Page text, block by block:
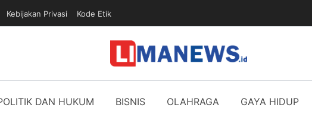
Kebijakan Privasi Kode Etik
DAN HUKUM BISNIS OLAHRAGA GAYA HIDUP